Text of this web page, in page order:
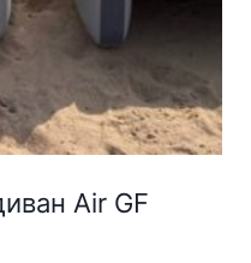
Air GF